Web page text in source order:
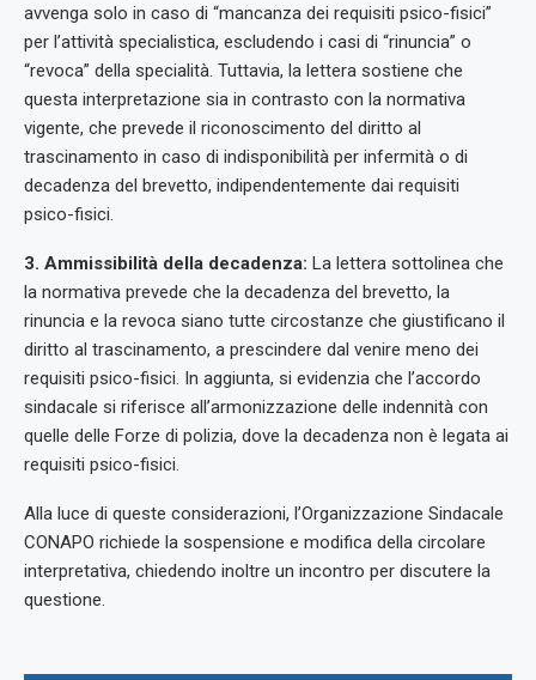
avvenga solo in caso di “mancanza dei requisiti psico-fisici”
per l’attività specialistica, escludendo i casi di “rinuncia” o
“revoca” della specialità. Tuttavia, la lettera sostiene che
questa interpretazione sia in contrasto con la normativa
vigente, che prevede il riconoscimento del diritto al
trascinamento in caso di indisponibilità per infermità o di
decadenza del brevetto, indipendentemente dai requisiti
psico-fisici.
3. Ammissibilità della decadenza: La lettera sottolinea che
la normativa prevede che la decadenza del brevetto, la
rinuncia e la revoca siano tutte circostanze che giustificano il
diritto al trascinamento, a prescindere dal venire meno dei
requisiti psico-fisici. In aggiunta, si evidenzia che l’accordo
sindacale si riferisce all’armonizzazione delle indennità con
quelle delle Forze di polizia, dove la decadenza non è legata ai
requisiti psico-fisici.
Alla luce di queste considerazioni, l’Organizzazione Sindacale
CONAPO richiede la sospensione e modifica della circolare
interpretativa, chiedendo inoltre un incontro per discutere la
questione.